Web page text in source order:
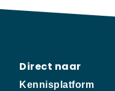
Direct naar
Kennisplatform